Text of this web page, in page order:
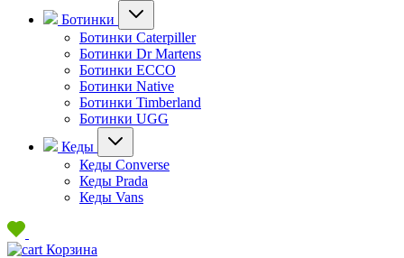
Ботинки
Ботинки Caterpiller
Ботинки Dr Martens
Ботинки ECCO
Ботинки Native
Ботинки Timberland
Ботинки UGG
Кеды
Кеды Converse
Кеды Prada
Кеды Vans
Корзина